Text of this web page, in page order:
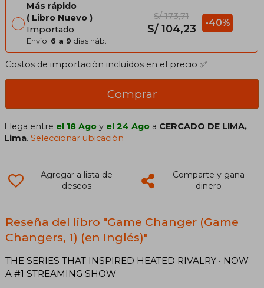
Más rápido
Libro Nuevo
Importado
Envío: 6 a 9 días háb.
S/ 173,71
S/ 104,23 -40%
Costos de importación incluídos en el precio ✅
Comprar
Llega entre el 18 Ago y el 24 Ago a CERCADO DE LIMA,
Lima.Seleccionar ubicación
Agregar a lista de
deseos
Comparte y gana
dinero
Reseña del libro "Game Changer (Game
Changers, 1) (en Inglés)"
THE SERIES THAT INSPIRED HEATED RIVALRY • NOW
A #1 STREAMING SHOW